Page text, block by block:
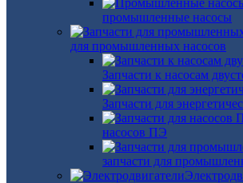
промышленные насосы
для промышленных насосов
Запчасти к насосам
Запчасти для
насосов ПЭ
запчасти для